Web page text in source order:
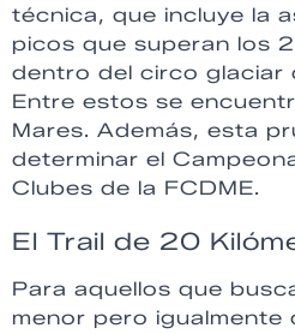
técnica, que incluye la
picos que superan los
dentro del circo glaciar
Entre estos se
Mares. Además, esta
determinar el
Clubes de la FCDME.
El Trail de 20
Para aquellos que
menor pero igualmente